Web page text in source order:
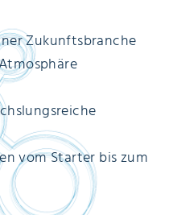
Zukunftsbranche
vom Starter bis zum